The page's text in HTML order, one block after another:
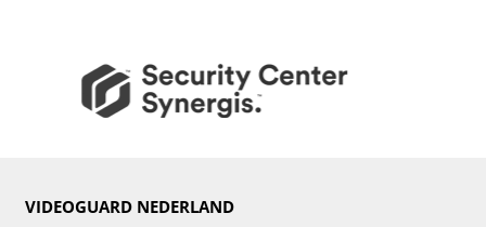
VIDEOGUARD NEDERLAND